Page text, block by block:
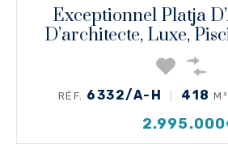
Exceptionnel Platja
D’architecte, Luxe,
RÉF. 6332/A-H 418 M²